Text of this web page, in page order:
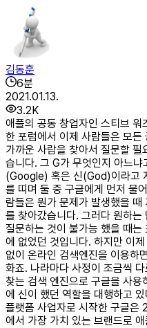
김동훈
6분
2021.01.13.
3.2K
애플의 공동 창업자인 스티브
한 포럼에서 이제 사람들은 모든
가까운 사람을 찾아서 질문할
습니다. 그 G가 무엇인지 아느
(Google) 혹은 신(God)이라고
를 띠며 둘 중 구글에게 먼저 물
람들은 뭔가 문제가 발생했을
를 찾아갔습니다. 그러다 원하
질문하는 것이 불가능 했을 때
에 없었던 것입니다. 하지만 이
없이 온라인 검색엔진을 이용하
화죠. 나라마다 사정이 조금씩
찾는 검색 엔진으로 구글을 사용
에 신이 했던 역할을 대행하고
플랫폼 사업자로 시작한 구글은
에서 가장 가치 있는 브랜드로